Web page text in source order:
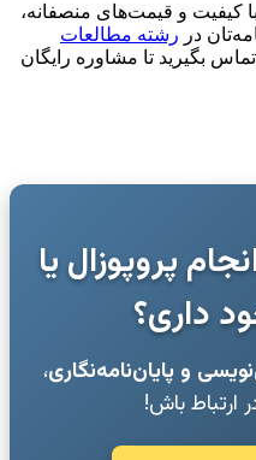
کیفیت و قیمت‌های منصفانه،
در رشته مطالعات
تماس بگیرید تا مشاوره رایگان
پروپوزال یا
داری؟
و پایان‌نامه‌نگاری،
ارتباط باش!